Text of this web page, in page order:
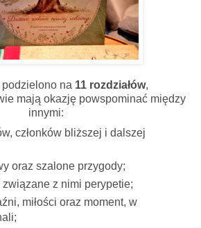
na 11 rozdziałów,
mają okazję powspominać między
innymi:
członków bliższej i dalszej
oraz szalone przygody;
z nimi perypetie;
miłości oraz moment, w